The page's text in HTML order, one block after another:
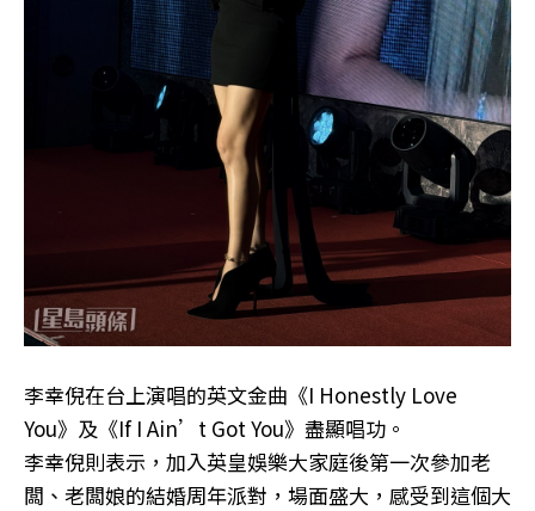
李幸倪在台上演唱的英文金曲《I Honestly Love
You》及《If I Ain’t Got You》盡顯唱功。
李幸倪則表示，加入英皇娛樂大家庭後第一次參加老
闆、老闆娘的結婚周年派對，場面盛大，感受到這個大